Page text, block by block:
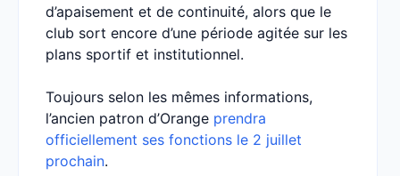
d’apaisement et de continuité, alors que le
club sort encore d’une période agitée sur les
plans sportif et institutionnel.
Toujours selon les mêmes informations,
l’ancien patron d’Orange prendra
officiellement ses fonctions le 2 juillet
prochain.